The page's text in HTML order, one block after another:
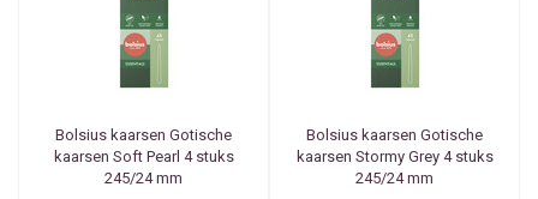
Bolsius kaarsen Gotische
kaarsen Soft Pearl 4 stuks
245/24 mm
Bolsius kaarsen Gotische
kaarsen Stormy Grey 4 stuks
245/24 mm